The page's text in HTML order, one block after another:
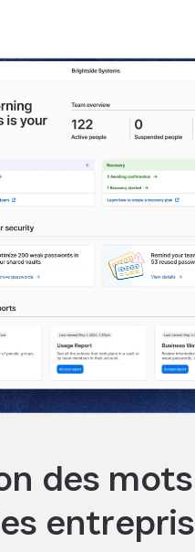
des